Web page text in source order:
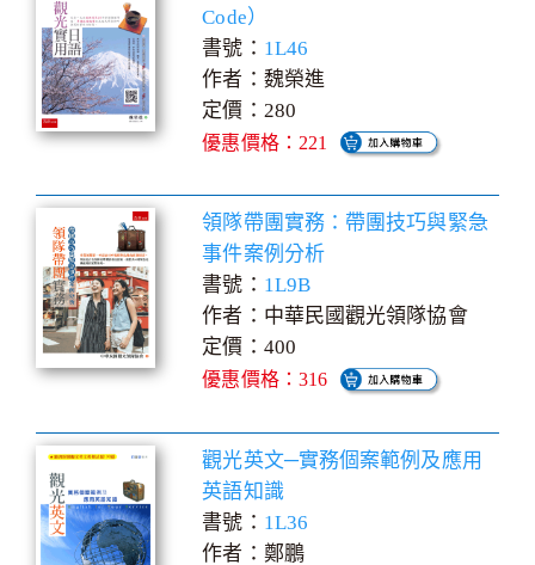
Code）
書號： 1L46
作者：魏榮進
定價：280
優惠價格：221
領隊帶團實務：帶團技巧與緊急
事件案例分析
書號： 1L9B
作者：中華民國觀光領隊協會
定價：400
優惠價格：316
觀光英文─實務個案範例及應用
英語知識
書號： 1L36
作者：鄭鵬